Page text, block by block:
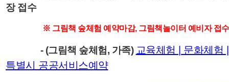
장 접수
※ 그림책 숲체험 예약마감, 그림책놀이터 예비자 접
- (그림책 숲체험, 가족) 교육체험 | 문화체험
특별시 공공서비스예약